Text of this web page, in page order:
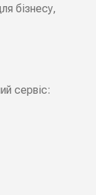
бізнесу,
сервіс: